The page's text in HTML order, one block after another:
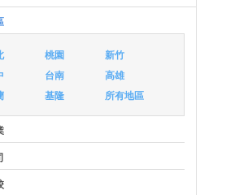
桃園
新竹
台南
高雄
基隆 所有地區